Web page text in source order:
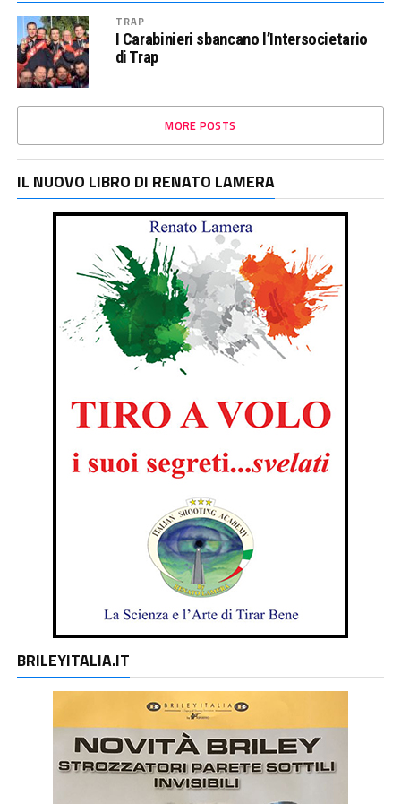
TRAP
I Carabinieri sbancano l’Intersocietario
di Trap
MORE POSTS
IL NUOVO LIBRO DI RENATO LAMERA
BRILEYITALIA.IT